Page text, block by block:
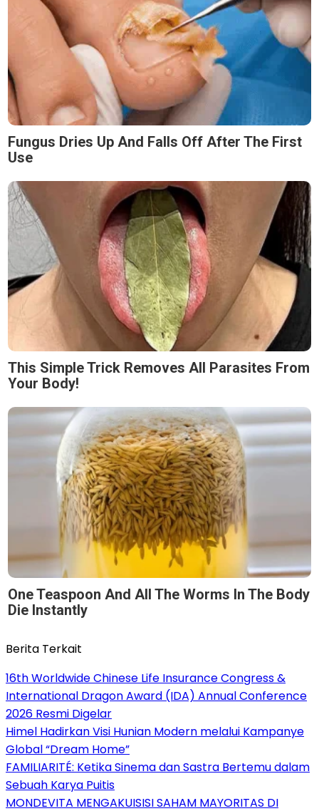
Fungus Dries Up And Falls Off After The First
Use
This Simple Trick Removes All Parasites From
Your Body!
One Teaspoon And All The Worms In The Body
Die Instantly
Berita Terkait
16th Worldwide Chinese Life Insurance Congress &
International Dragon Award (IDA) Annual Conference
2026 Resmi Digelar
Himel Hadirkan Visi Hunian Modern melalui Kampanye
Global “Dream Home”
FAMILIARITÉ: Ketika Sinema dan Sastra Bertemu dalam
Sebuah Karya Puitis
MONDEVITA MENGAKUISISI SAHAM MAYORITAS DI